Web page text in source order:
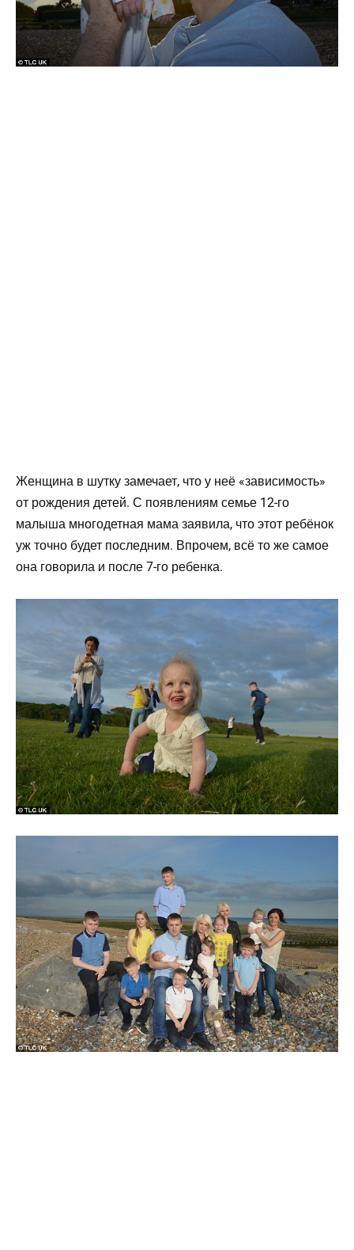
Женщина в шутку замечает, что у неё «зависимость»
от рождения детей. С появлениям семье 12-го
малыша многодетная мама заявила, что этот ребёнок
уж точно будет последним. Впрочем, всё то же самое
она говорила и после 7-го ребенка.